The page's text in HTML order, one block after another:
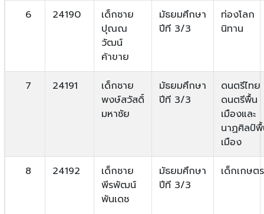
6 24190
เด็กชาย
ปุณณ
วัฒน์
ค้าขาย
มัธยมศึกษา
ปีที 3/3
ท่องโลก
นิทาน
7 24191
เด็กชาย
พงษ์สวัสดิ์
มหาชัย
มัธยมศึกษา
ปีที 3/3
ดนตรีไทย
ดนตรีพื้น
เมืองและ
นาฏศิลป์
เมือง
8 24192
เด็กชาย
พีรพัฒน์
พันเดช
มัธยมศึกษา
ปีที 3/3
เด็กเกษตร